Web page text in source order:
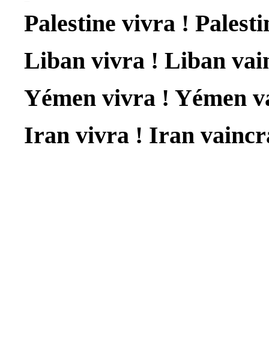
Palestine vivra !
Liban vivra ! Liban
Yémen vivra ! Yémen
Iran vivra ! Iran